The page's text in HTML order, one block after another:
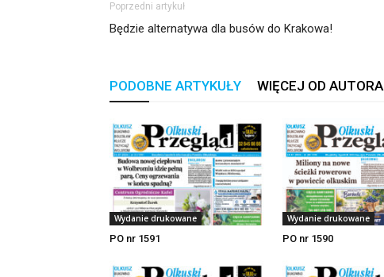
Poprzedni artykuł
Będzie alternatywa dla busów do Krakowa!
PODOBNE ARTYKUŁY WIĘCEJ OD AUTORA
Wydanie drukowane
PO nr 1591
Wydanie drukowane
PO nr 1590